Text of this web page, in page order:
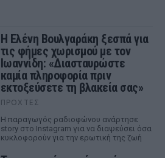
Η Ελένη Βουλγαράκη ξεσπά για
τις φήμες χωρισμού με τον
Ιωαννίδη: «Διασταυρώστε
καμία πληροφορία πριν
εκτοξεύσετε τη βλακεία σας»
ΠΡΟΧΤΈΣ
Η παραγωγός ραδιοφώνου ανάρτησε
story στο Instagram για να διαψεύσει όσα
κυκλοφορούν για την ερωτική της ζωή